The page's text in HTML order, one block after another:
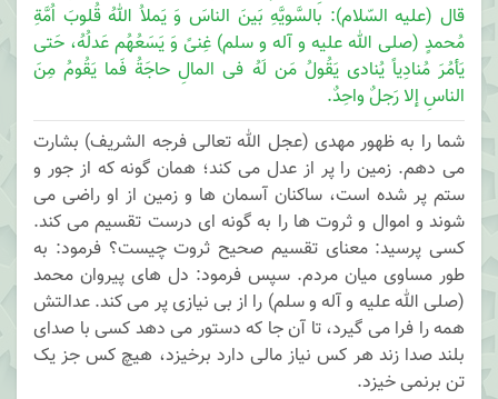
قال (علیه السّلام): بالسَّویَّهِ بَینَ الناسَ وَ یَملاُ اللهُ قُلوبَ اُمَّةِ
مُحمدٍ (صلی الله علیه و آله و سلم) غِنیً وَ یَسَعُهُم عَدلُهُ، حَتی
یَأمُرَ مُنادِیاً یُنادی یَقُولُ مَن لَهُ فی المالِ حاجَةُ فَما یَقُومُ مِنَ
الناسِ إلا رَجلٌ واحِدٌ.
شما را به ظهور مهدی (عجل الله تعالی فرجه الشریف) بشارت
می دهم. زمین را پر از عدل می کند؛ همان گونه که از جور و
ستم پر شده است، ساکنان آسمان ها و زمین از او راضی می
شوند و اموال و ثروت ها را به گونه ای درست تقسیم می کند.
کسی پرسید: معنای تقسیم صحیح ثروت چیست؟ فرمود: به
طور مساوی میان مردم. سپس فرمود: دل های پیروان محمد
(صلی الله علیه و آله و سلم) را از بی نیازی پر می کند. عدالتش
همه را فرا می گیرد، تا آن جا که دستور می دهد کسی با صدای
بلند صدا زند هر کس نیاز مالی دارد برخیزد، هیچ کس جز یک
تن برنمی خیزد.